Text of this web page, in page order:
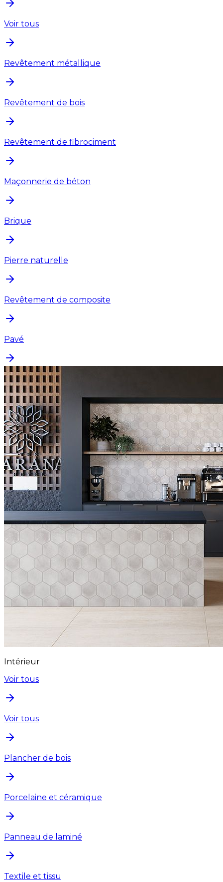
Voir tous
Revêtement métallique
Revêtement de bois
Revêtement de fibrociment
Maçonnerie de béton
Brique
Pierre naturelle
Revêtement de composite
Pavé
Intérieur
Voir tous
Voir tous
Plancher de bois
Porcelaine et céramique
Panneau de laminé
Textile et tissu